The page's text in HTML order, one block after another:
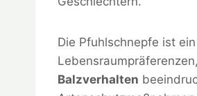
Die Pfuhlschnepfe ist
Balzverhalten